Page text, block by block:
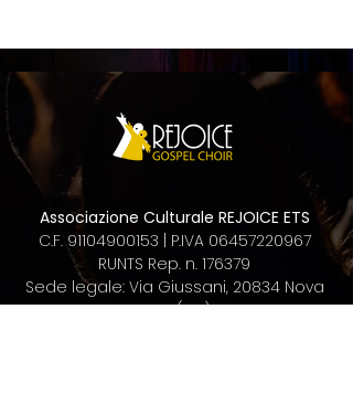
Associazione Culturale REJOICE ETS
C.F. 91104900153 P.IVA 06457220967
RUNTS Rep. n. 176379
Sede legale: Via Giussani, 20834 Nova
M.se (MB)